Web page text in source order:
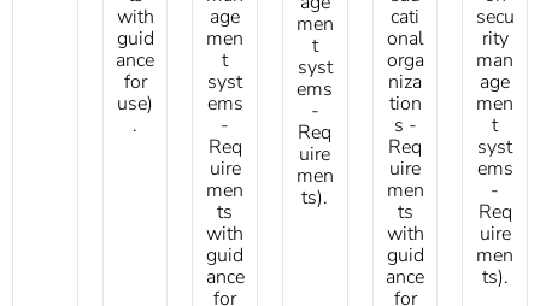
with
guid
ance
for
use)
.
age
men
t
syst
ems
-
Req
uire
men
ts
with
guid
ance
for
men
t
syst
ems
-
Req
uire
men
ts).
cati
onal
orga
niza
tion
s -
Req
uire
men
ts
with
guid
ance
for
secu
rity
man
age
men
t
syst
ems
-
Req
uire
men
ts).